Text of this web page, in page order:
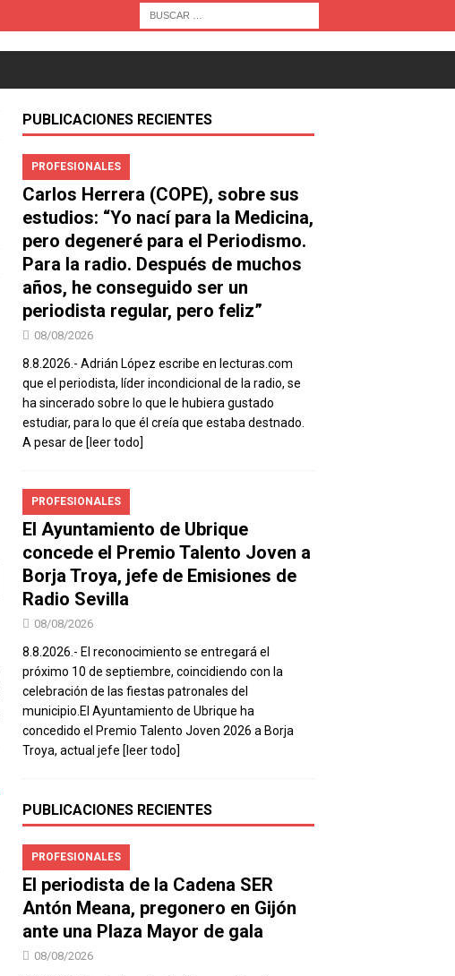
PUBLICACIONES RECIENTES
PROFESIONALES
Carlos Herrera (COPE), sobre sus
estudios: “Yo nací para la Medicina,
pero degeneré para el Periodismo.
Para la radio. Después de muchos
años, he conseguido ser un
periodista regular, pero feliz”
08/08/2026
8.8.2026.- Adrián López escribe en lecturas.com
que el periodista, líder incondicional de la radio, se
ha sincerado sobre lo que le hubiera gustado
estudiar, para lo que él creía que estaba destnado.
A pesar de [leer todo]
PROFESIONALES
El Ayuntamiento de Ubrique
concede el Premio Talento Joven a
Borja Troya, jefe de Emisiones de
Radio Sevilla
08/08/2026
8.8.2026.- El reconocimiento se entregará el
próximo 10 de septiembre, coincidiendo con la
celebración de las fiestas patronales del
municipio.El Ayuntamiento de Ubrique ha
concedido el Premio Talento Joven 2026 a Borja
Troya, actual jefe [leer todo]
PUBLICACIONES RECIENTES
PROFESIONALES
El periodista de la Cadena SER
Antón Meana, pregonero en Gijón
ante una Plaza Mayor de gala
08/08/2026